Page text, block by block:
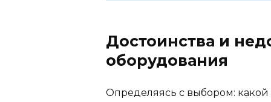
Достоинства и
оборудования
Определяясь с выбором: